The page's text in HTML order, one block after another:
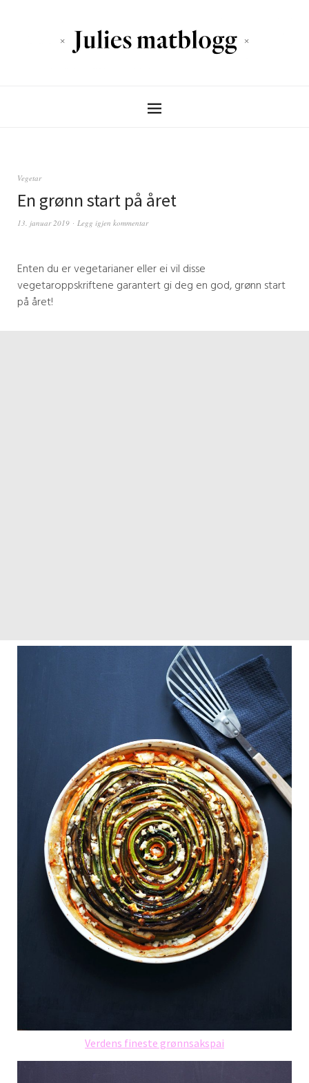
Vegetar
En grønn start på året
13. januar 2019 Legg igjen kommentar
Enten du er vegetarianer eller ei vil disse
vegetaroppskriftene garantert gi deg en god, grønn start
på året!
Verdens fineste grønnsakspai